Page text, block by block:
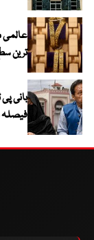
ترین
بانی